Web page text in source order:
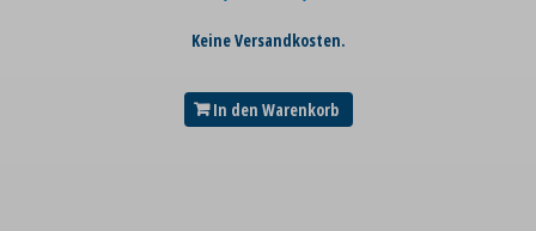
Keine Versandkosten.
In den Warenkorb